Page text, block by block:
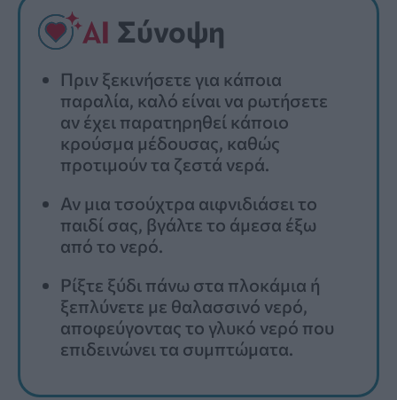
Σύνοψη
Πριν ξεκινήσετε για κάποια
παραλία, καλό είναι να ρωτήσετε
αν έχει παρατηρηθεί κάποιο
κρούσμα μέδουσας, καθώς
προτιμούν τα ζεστά νερά.
Αν μια τσούχτρα αιφνιδιάσει το
παιδί σας, βγάλτε το άμεσα έξω
από το νερό.
Ρίξτε ξύδι πάνω στα πλοκάμια ή
ξεπλύνετε με θαλασσινό νερό,
αποφεύγοντας το γλυκό νερό που
επιδεινώνει τα συμπτώματα.